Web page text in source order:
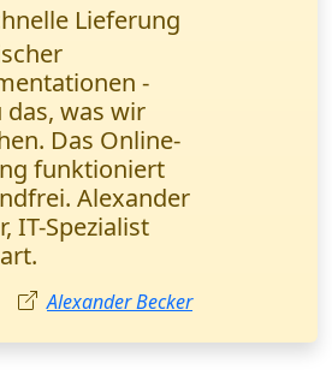
brauchte eine
Lieferung
an einen
Wanderfalke
es in 90
geschafft! Der
Service, den